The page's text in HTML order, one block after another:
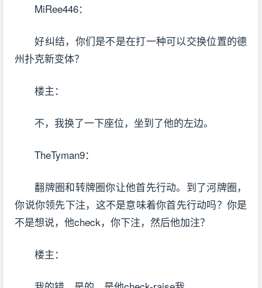
MiRee446：
好纠结，你们是不是在打一种可以交换位置的德
州扑克新变体？
楼主：
不，我换了一下座位，坐到了他的左边。
TheTyman9：
翻牌圈和转牌圈你让他首先行动。到了河牌圈，
你说你领先下注，这不是意味着你首先行动吗？你是
不是想说，他check，你下注，然后他加注？
楼主：